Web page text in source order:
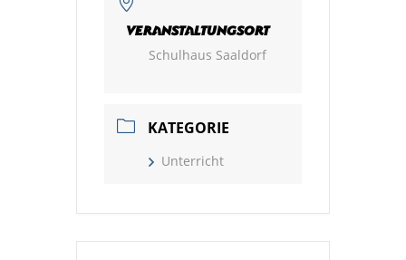
VERANSTALTUNGSORT
Schulhaus Saaldorf
KATEGORIE
Unterricht